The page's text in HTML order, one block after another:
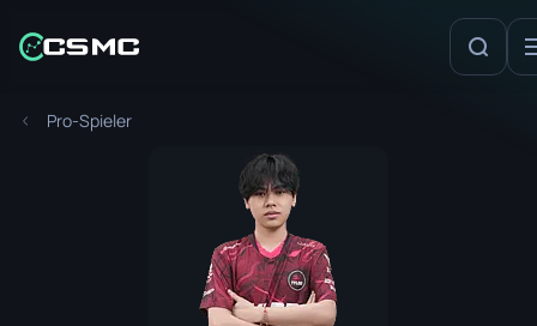
Pro-Spieler